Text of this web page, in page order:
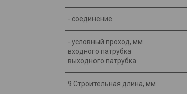
- соединение
- условный проход, мм
входного патрубка
выходного патрубка
9 Строительная длина, мм